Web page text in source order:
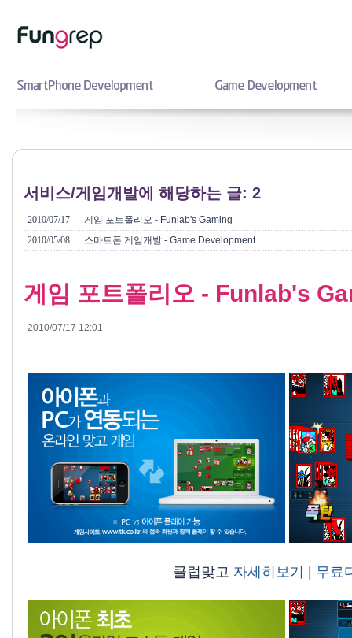
서비스/게임개발에 해당하는 글: 2
2010/07/17
게임 포트폴리오 - Funlab's Gaming
2010/05/08
스마트폰 게임개발 - Game Development
게임 포트폴리오 - Funlab's
2010/07/17 12:01
클럽맞고 자세히보기 | 무료